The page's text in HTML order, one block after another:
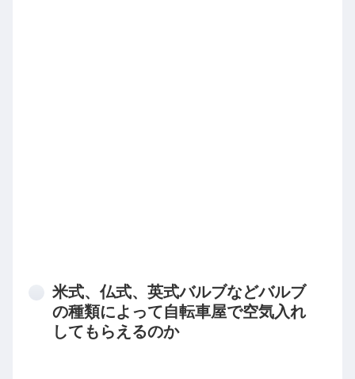
米式、仏式、英式バルブなどバルブ
の種類によって自転車屋で空気入れ
してもらえるのか